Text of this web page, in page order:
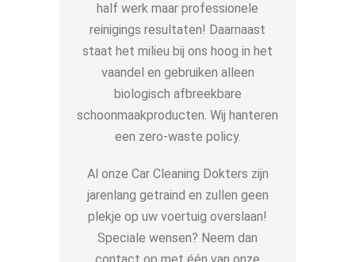
half werk maar professionele
reinigings resultaten! Daarnaast
staat het milieu bij ons hoog in het
vaandel en gebruiken alleen
biologisch afbreekbare
schoonmaakproducten. Wij hanteren
een zero-waste policy.
Al onze Car Cleaning Dokters zijn
jarenlang getraind en zullen geen
plekje op uw voertuig overslaan!
Speciale wensen? Neem dan